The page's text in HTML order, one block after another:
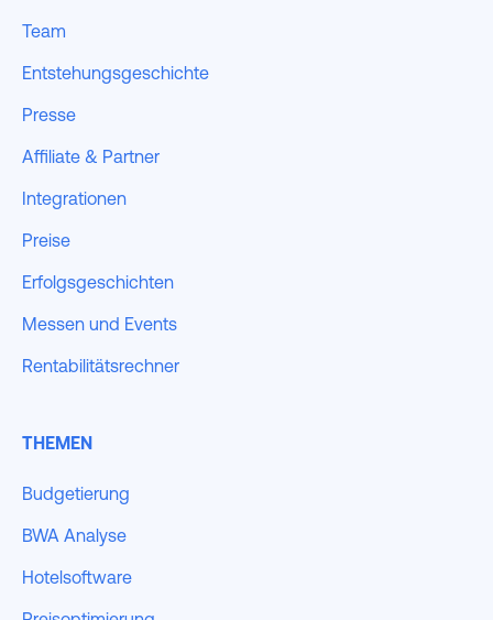
Team
Entstehungsgeschichte
Presse
Affiliate & Partner
Integrationen
Preise
Erfolgsgeschichten
Messen und Events
Rentabilitätsrechner
THEMEN
Budgetierung
BWA Analyse
Hotelsoftware